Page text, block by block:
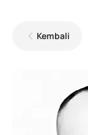
Kembali